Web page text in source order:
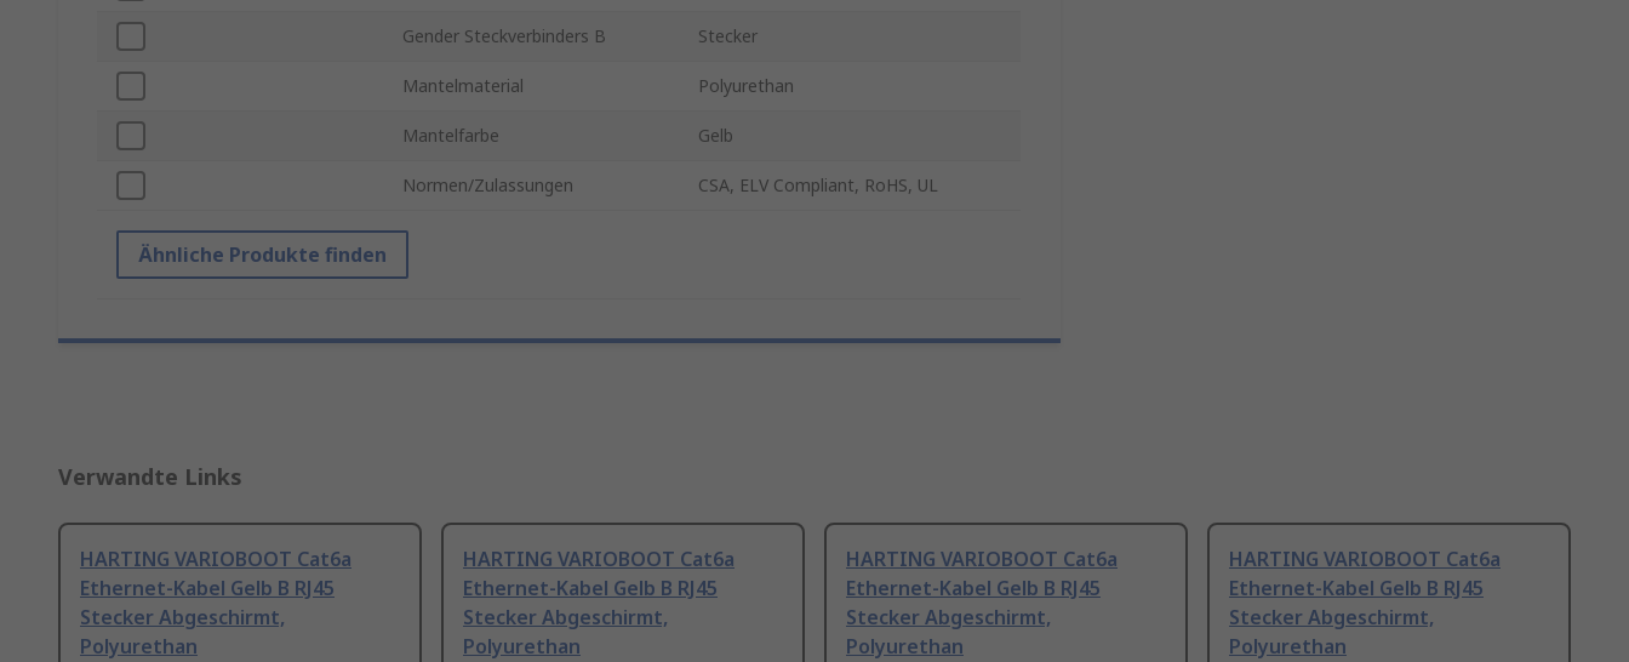
Gender Steckverbinders B Stecker
Mantelmaterial Polyurethan
Mantelfarbe Gelb
Normen/Zulassungen CSA, ELV Compliant, RoHS, UL
Ähnliche Produkte finden
Verwandte Links
HARTING VARIOBOOT Cat6a
Ethernet-Kabel Gelb B RJ45
Stecker Abgeschirmt,
Polyurethan
HARTING VARIOBOOT Cat6a
Ethernet-Kabel Gelb B RJ45
Stecker Abgeschirmt,
Polyurethan
HARTING VARIOBOOT Cat6a
Ethernet-Kabel Gelb B RJ45
Stecker Abgeschirmt,
Polyurethan
HARTING VARIOBOOT Cat6a
Ethernet-Kabel Gelb B RJ45
Stecker Abgeschirmt,
Polyurethan